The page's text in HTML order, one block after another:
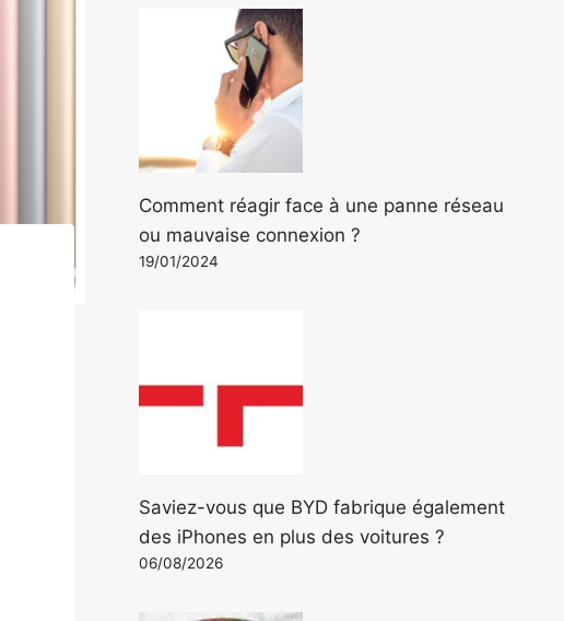
Comment réagir face à une panne réseau
ou mauvaise connexion ?
19/01/2024
Saviez-vous que BYD fabrique également
des iPhones en plus des voitures ?
06/08/2026